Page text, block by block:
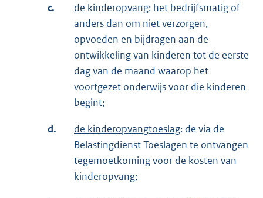
c. de kinderopvang: het bedrijfsmatig of
anders dan om niet verzorgen,
opvoeden en bijdragen aan de
ontwikkeling van kinderen tot de eerste
dag van de maand waarop het
voortgezet onderwijs voor die kinderen
begint;
d. de kinderopvangtoeslag: de via de
Belastingdienst Toeslagen te ontvangen
tegemoetkoming voor de kosten van
kinderopvang;